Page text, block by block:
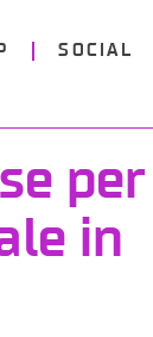
SOCIAL
per
in